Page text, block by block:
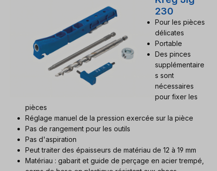
230
Pour les pièces
délicates
Portable
Des pinces
supplémentaire
s sont
nécessaires
pour fixer les
pièces
Réglage manuel de la pression exercée sur la pièce
Pas de rangement pour les outils
Pas d'aspiration
Peut traiter des épaisseurs de matériau de 12 à 19 mm
Matériau : gabarit et guide de perçage en acier trempé,